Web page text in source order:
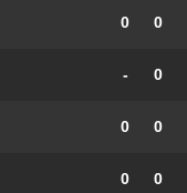
0 0
- 0
0 0
0 0